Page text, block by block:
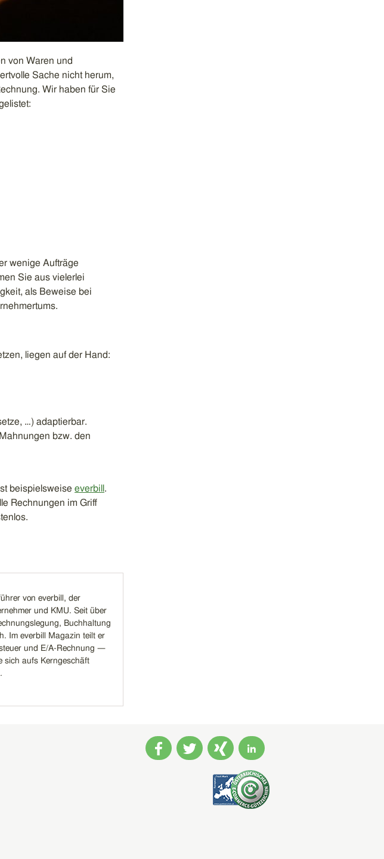
von Waren und
Sache nicht herum,
Wir haben für Sie
wenige Aufträge
Sie aus vielerlei
als Beweise bei
liegen auf der Hand:
…) adaptierbar.
bzw. den
beispielsweise everbill .
Rechnungen im Griff
von everbill, der
und KMU. Seit über
Buchhaltung
Im everbill Magazin teilt er
und E/A-Rechnung —
sich aufs Kerngeschäft